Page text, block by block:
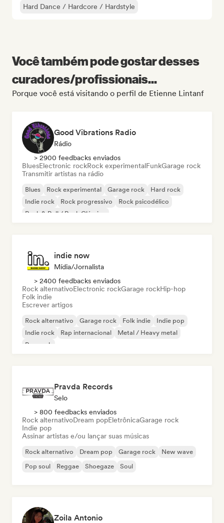
Hard Dance / Hardcore / Hardstyle
Você também pode gostar desses
curadores/profissionais...
Porque você está visitando o perfil de Etienne Lintanf
Good Vibrations Radio
Rádio
> 2900 feedbacks enviados
BluesElectronic rockRock experimentalFunkGarage rock
Transmitir artistas na rádio
Blues Rock experimental Garage rock
Hard rock
Indie rock
Rock progressivo
Rock psicodélico
Rock & Roll / Rock Clássico
indie now
Mídia/Jornalista
> 2400 feedbacks enviados
Rock alternativoElectronic rockGarage rockHip-hop
Folk indie
Escrever artigos
Rock alternativo Garage rock Folk indie
Indie pop
Indie rock
Rap internacional
Metal / Heavy metal
Pop rock
Pravda Records
Selo
> 800 feedbacks enviados
Rock alternativoDream popEletrônicaGarage rock
Indie pop
Assinar artistas e/ou lançar suas músicas
Rock alternativo Dream pop Garage rock
New wave
Pop soul
Reggae Shoegaze Soul
Zoila Antonio